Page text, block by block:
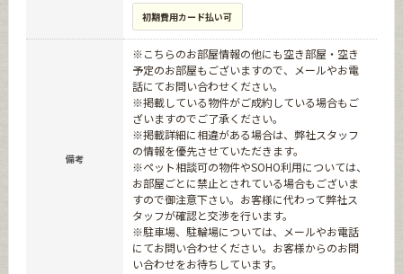
初期費用カード払い可
備考
※こちらのお部屋情報の他にも空き部屋・空き
予定のお部屋もございますので、メールやお電
話にてお問い合わせください。
※掲載している物件がご成約している場合もご
ざいますのでご了承ください。
※掲載詳細に相違がある場合は、弊社スタッフ
の情報を優先させていただきます。
※ペット相談可の物件やSOHO利用については、
お部屋ごとに禁止とされている場合もございま
すので御注意下さい。お客様に代わって弊社ス
タッフが確認と交渉を行います。
※駐車場、駐輪場については、メールやお電話
にてお問い合わせください。お客様からのお問
い合わせをお待ちしています。